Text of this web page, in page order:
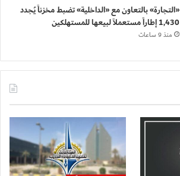
«التجارة» بالتعاون مع «الداخلية» تضبط مخزناً يُجدد
1,430 إطاراً مستعملاً لبيعها للمستهلكين
منذ 9 ساعات